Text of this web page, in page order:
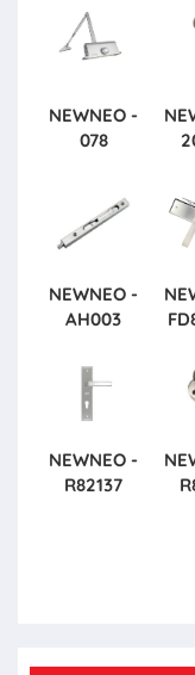
NEWNEO -
078
NEWNEO -
AH003
NEWNEO -
R82137